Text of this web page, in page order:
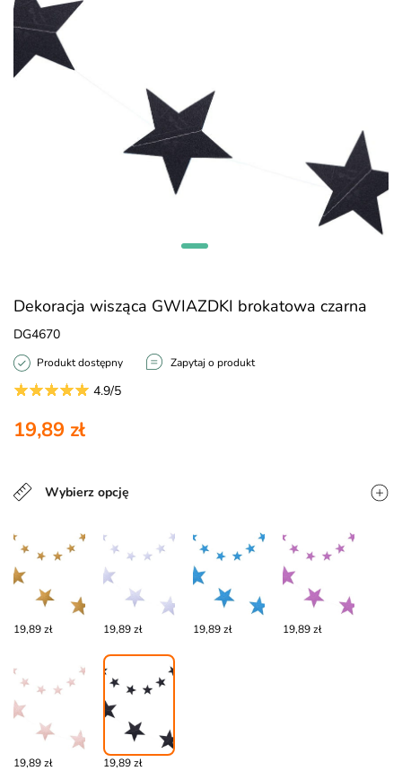
Dekoracja wisząca GWIAZDKI brokatowa czarna
DG4670
Produkt dostępny Zapytaj o produkt
4.9/5
19,89 zł
Wybierz opcję
19,89 zł 19,89 zł 19,89 zł 19,89 zł
19,89 zł 19,89 zł